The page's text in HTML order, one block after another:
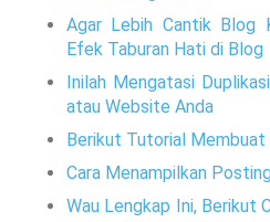
Agar Lebih Cantik Blog
Efek Taburan Hati di Blog
Inilah Mengatasi
atau Website Anda
Berikut Tutorial
Cara Menampilkan
Wau Lengkap Ini, Berikut